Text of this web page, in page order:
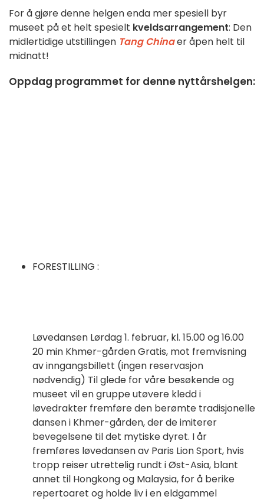
For å gjøre denne helgen enda mer spesiell byr
museet på et helt spesielt kveldsarrangement: Den
midlertidige utstillingen Tang Chinaer åpen helt til
midnatt!
Oppdag programmet for denne nyttårshelgen:
FORESTILLING :
Løvedansen Lørdag 1. februar, kl. 15.00 og 16.00
20 min Khmer-gården Gratis, mot fremvisning
av inngangsbillett (ingen reservasjon
nødvendig) Til glede for våre besøkende og
museet vil en gruppe utøvere kledd i
løvedrakter fremføre den berømte tradisjonelle
dansen i Khmer-gården, der de imiterer
bevegelsene til det mytiske dyret. I år
fremføres løvedansen av Paris Lion Sport, hvis
tropp reiser utrettelig rundt i Øst-Asia, blant
annet til Hongkong og Malaysia, for å berike
repertoaret og holde liv i en eldgammel